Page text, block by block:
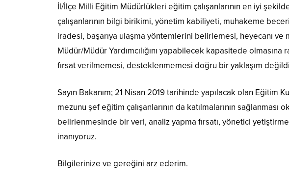
İl/İlçe Milli Eğitim Müdürlükleri eğitim çalışanlarının en iyi
çalışanlarının bilgi birikimi, yönetim kabiliyeti, muhakeme
iradesi, başarıya ulaşma yöntemlerini belirlemesi, heyecanı ve
Müdür/Müdür Yardımcılığını yapabilecek kapasitede olmasına
fırsat verilmemesi, desteklenmemesi doğru bir yaklaşım
Sayın Bakanım; 21 Nisan 2019 tarihinde yapılacak olan Eğitim
mezunu şef eğitim çalışanlarının da katılmalarının sağlanması
belirlenmesinde bir veri, analiz yapma fırsatı, yönetici
inanıyoruz.
Bilgilerinize ve gereğini arz ederim.